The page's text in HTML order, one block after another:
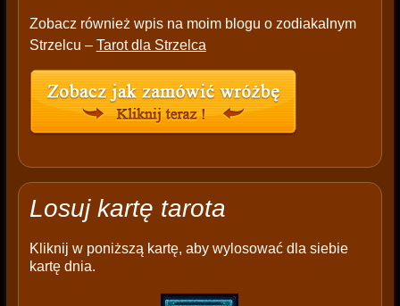
Zobacz również wpis na moim blogu o zodiakalnym
Strzelcu – Tarot dla Strzelca
Losuj kartę tarota
Kliknij w poniższą kartę, aby wylosować dla siebie
kartę dnia.